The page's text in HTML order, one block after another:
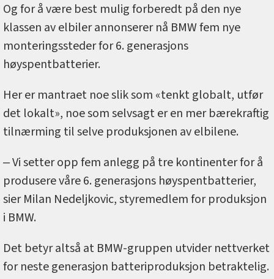
Og for å være best mulig forberedt på den nye
klassen av elbiler annonserer nå BMW fem nye
monteringssteder for 6. generasjons
høyspentbatterier.
Her er mantraet noe slik som «tenkt globalt, utfør
det lokalt», noe som selvsagt er en mer bærekraftig
tilnærming til selve produksjonen av elbilene.
‒ Vi setter opp fem anlegg på tre kontinenter for å
produsere våre 6. generasjons høyspentbatterier,
sier Milan Nedeljkovic, styremedlem for produksjon
i BMW.
Det betyr altså at BMW-gruppen utvider nettverket
for neste generasjon batteriproduksjon betraktelig.